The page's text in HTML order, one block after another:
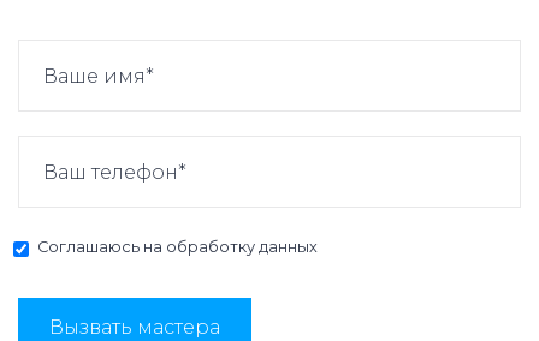
Соглашаюсь на обработку данных
Вызвать мастера